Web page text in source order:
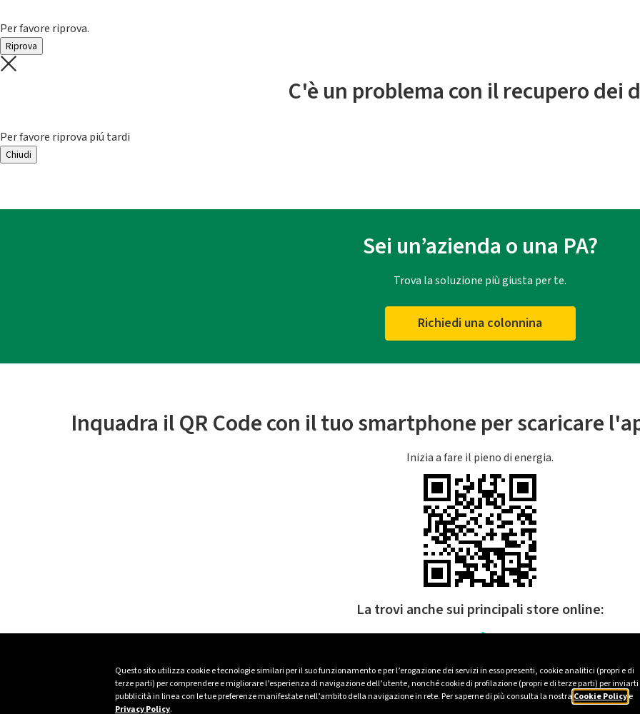
Questo sito utilizza cookie e tecnologie similari per il suo funzionamento e per l’erogazione dei servizi in esso presenti, cookie analitici (propri e di
terze parti) per comprendere e migliorare l’esperienza di navigazione dell’utente, nonché cookie di profilazione (propri e di terze parti) per inviarti
pubblicità in linea con le tue preferenze manifestate nell’ambito della navigazione in rete. Per saperne di più consulta la nostra Cookie Policye
Privacy Policy.
Per favore riprova.
Riprova
C'è un problema con il recupero dei
Per favore riprova piú tardi
Chiudi
Sei un’azienda o una PA?
Trova la soluzione più giusta per te.
Richiedi una colonnina
Inquadra il QR Code con il tuo smartphone per scaricare
Inizia a fare il pieno di energia.
La trovi anche sui principali store online: